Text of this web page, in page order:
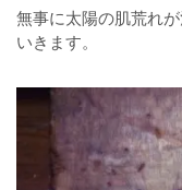
無事に太陽の肌荒れ
いきます。